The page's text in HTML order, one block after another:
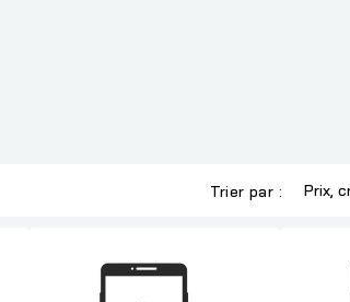
Trier par : Prix,